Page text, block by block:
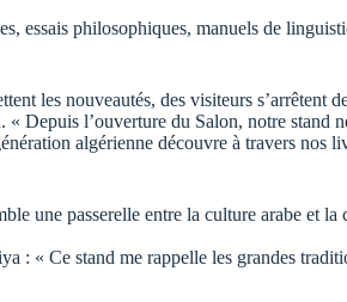
essais philosophiques, manuels de
les nouveautés, des visiteurs s’arrêtent
Depuis l’ouverture du Salon, notre stand
algérienne découvre à travers
une passerelle entre la culture arabe et
« Ce stand me rappelle les grandes